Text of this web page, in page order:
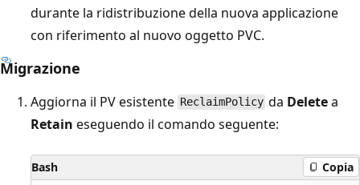
durante la ridistribuzione della nuova applicazione
con riferimento al nuovo oggetto PVC.
Migrazione
Aggiorna il PV esistente ReclaimPolicy da Deletea
Retain eseguendo il comando seguente:
Bash Copia